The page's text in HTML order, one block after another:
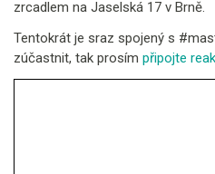
zrcadlem na Jaselská 17 v Brně.
Tentokrát je sraz spojený s
zúčastnit, tak prosím připojte